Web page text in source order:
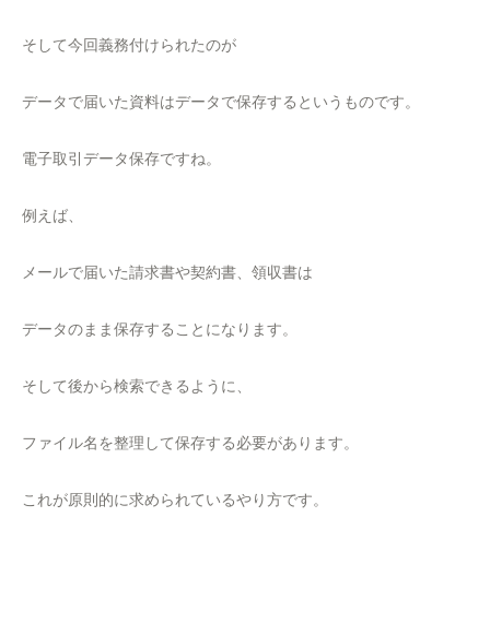
そして今回義務付けられたのが
データで届いた資料はデータで保存するというものです。
電子取引データ保存ですね。
例えば、
メールで届いた請求書や契約書、領収書は
データのまま保存することになります。
そして後から検索できるように、
ファイル名を整理して保存する必要があります。
これが原則的に求められているやり方です。